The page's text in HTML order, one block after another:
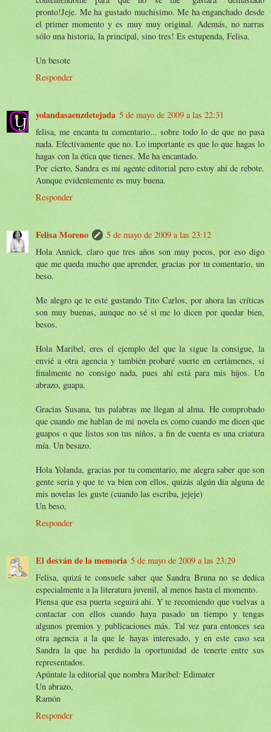
pronto!Jeje. Me ha gustado muchísimo. Me ha enganchado desde
el primer momento y es muy muy original. Además, no narras
sólo una historia, la principal, sino tres! Es estupenda, Felisa.
Un besote
Responder
yolandasaenzdetejada 5 de mayo de 2009 a las 22:31
felisa, me encanta tu comentario... sobre todo lo de que no pasa
nada. Efectivamente que no. Lo importante es que lo que hagas lo
hagas con la ética que tienes. Me ha encantado.
Por cierto, Sandra es mi agente editorial pero estoy ahí de rebote.
Aunque evidentemente es muy buena.
Responder
Felisa Moreno
5 de mayo de 2009 a las 23:12
Hola Annick, claro que tres años son muy pocos, por eso digo
que me queda mucho que aprender, gracias por tu comentario, un
beso.
Me alegro qe te esté gustando Tito Carlos, por ahora las críticas
son muy buenas, aunque no sé si me lo dicen por quedar bien,
besos.
Hola Maribel, eres el ejemplo del que la sigue la consigue, la
envié a otra agencia y también probaré suerte en certámenes, si
finalmente no consigo nada, pues ahí está para mis hijos. Un
abrazo, guapa.
Gracias Susana, tus palabras me llegan al alma. He comprobado
que cuando me hablan de mi novela es como cuando me dicen que
guapos o que listos son tus niños, a fin de cuenta es una criatura
mía. Un besazo.
Hola Yolanda, gracias por tu comentario, me alegra saber que son
gente seria y que te va bien con ellos, quizás algún día alguna de
mis novelas les guste (cuando las escriba, jejeje)
Un beso,
Responder
El desván de la memoria 5 de mayo de 2009 a las 23:29
Felisa, quizá te consuele saber que Sandra Bruna no se dedica
especialmente a la literatura juvenil, al menos hasta el momento.
Piensa que esa puerta seguirá ahí. Y te recomiendo que vuelvas a
contactar con ellos cuando haya pasado un tiempo y tengas
algunos premios y publicaciones más. Tal vez para entonces sea
otra agencia a la que le hayas interesado, y en este caso sea
Sandra la que ha perdido la oportunidad de tenerte entre sus
representados.
Apúntate la editorial que nombra Maribel: Edimater
Un abrazo,
Ramón
Responder